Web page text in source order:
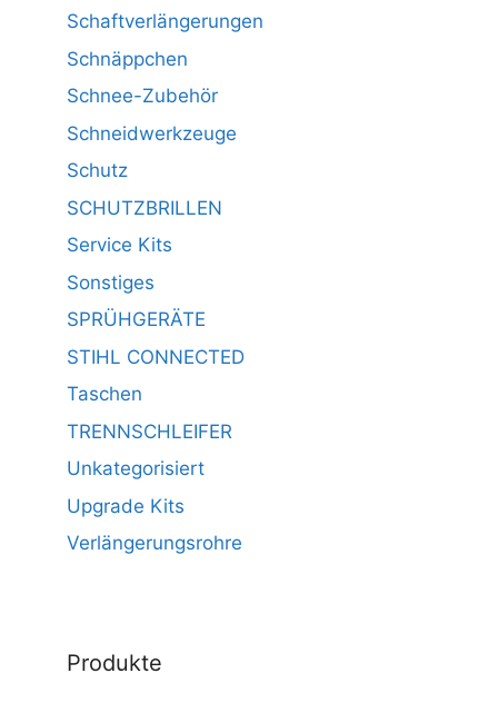
Schaftverlängerungen
Schnäppchen
Schnee-Zubehör
Schneidwerkzeuge
Schutz
SCHUTZBRILLEN
Service Kits
Sonstiges
SPRÜHGERÄTE
STIHL CONNECTED
Taschen
TRENNSCHLEIFER
Unkategorisiert
Upgrade Kits
Verlängerungsrohre
Produkte